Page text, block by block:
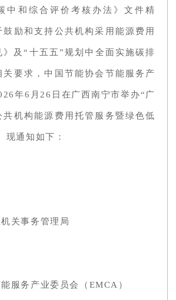
中和综合评价考核办法》文件精
励和支持公共机构采用能源费用
及“十五五”规划中全面实施碳排
关要求，中国节能协会节能服务产
年6月26日在广西南宁市举办“广
共机构能源费用托管服务暨绿色低
现通知如下：
关事务管理局
服务产业委员会（EMCA）